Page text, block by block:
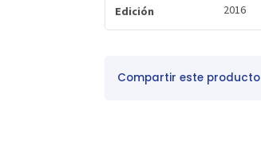
Edición 2016
Compartir este producto